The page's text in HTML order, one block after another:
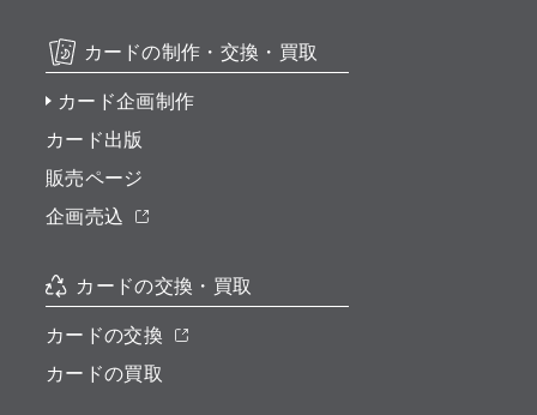
カードの制作・交換・買取
カード企画制作
カード出版
販売ページ
企画売込
カードの交換・買取
カードの交換
カードの買取